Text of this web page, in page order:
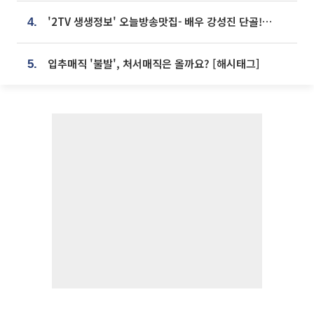
4. '2TV 생생정보' 오늘방송맛집- 배우 강성진 단골! 쌀국수ㆍ푸팟퐁 커리 맛집 '블○○○'
5. 입추매직 '불발', 처서매직은 올까요? [해시태그]